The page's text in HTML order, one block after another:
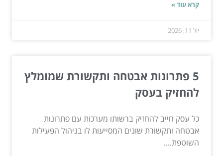
קרא עוד »
יול 11, 2026
5 פתרונות אבטחה ותקשורת שמומלץ
להחזיק בעסק
כל עסק חייב להחזיק ברשותו מערכות עם פתרונות
אבטחה ותקשורת שונים המסייעות לו בניהול הפעילות
השוטפת....